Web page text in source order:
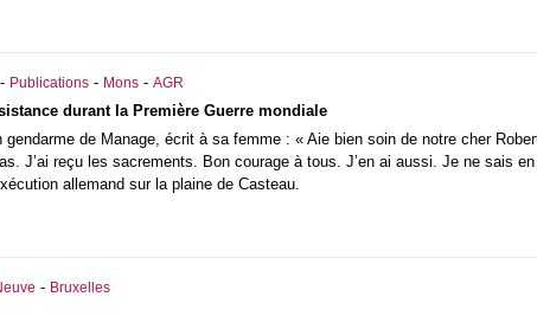
- Publications - Mons - AGR
durant la Première Guerre mondiale
de Manage, écrit à sa femme : « Aie bien soin de notre cher
J’ai reçu les sacrements. Bon courage à tous. J’en ai aussi. Je ne sais
allemand sur la plaine de Casteau.
- Bruxelles